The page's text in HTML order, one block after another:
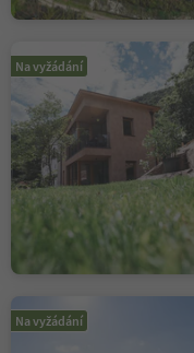
Na vyžádání
Na vyžádání